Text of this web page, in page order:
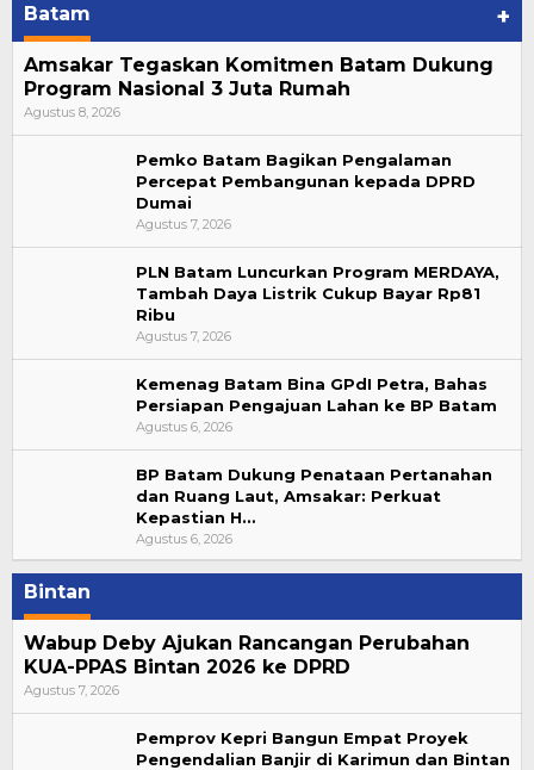
Batam +
Amsakar Tegaskan Komitmen Batam Dukung
Program Nasional 3 Juta Rumah
Agustus 8, 2026
Pemko Batam Bagikan Pengalaman
Percepat Pembangunan kepada DPRD
Dumai
Agustus 7, 2026
PLN Batam Luncurkan Program MERDAYA,
Tambah Daya Listrik Cukup Bayar Rp81
Ribu
Agustus 7, 2026
Kemenag Batam Bina GPdI Petra, Bahas
Persiapan Pengajuan Lahan ke BP Batam
Agustus 6, 2026
BP Batam Dukung Penataan Pertanahan
dan Ruang Laut, Amsakar: Perkuat
Kepastian H…
Agustus 6, 2026
Bintan
Wabup Deby Ajukan Rancangan Perubahan
KUA-PPAS Bintan 2026 ke DPRD
Agustus 7, 2026
Pemprov Kepri Bangun Empat Proyek
Pengendalian Banjir di Karimun dan Bintan